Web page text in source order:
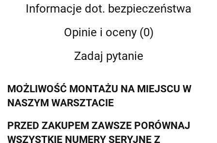
Informacje dot. bezpieczeństwa
Opinie i oceny (0)
Zadaj pytanie
MOŻLIWOŚĆ MONTAŻU NA MIEJSCU W
NASZYM WARSZTACIE
PRZED ZAKUPEM ZAWSZE PORÓWNAJ
WSZYSTKIE NUMERY SERYJNE Z